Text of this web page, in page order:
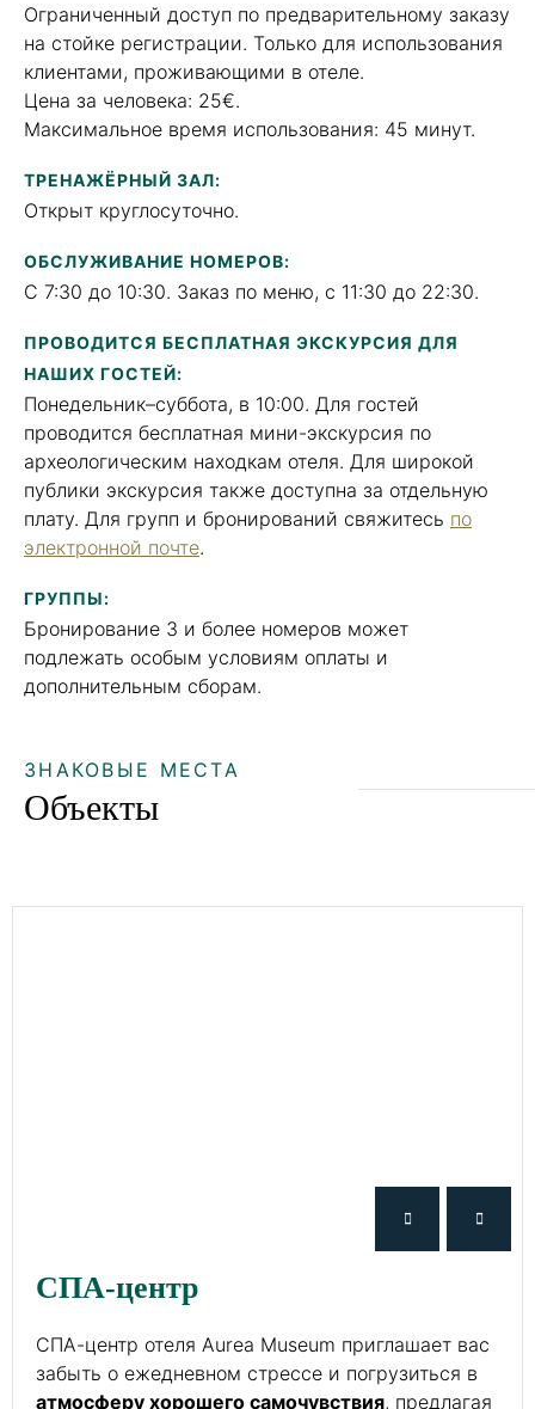
Ограниченный доступ по предварительному заказу
на стойке регистрации. Только для использования
клиентами, проживающими в отеле.
Цена за человека: 25€.
Максимальное время использования: 45 минут.
ТРЕНАЖЁРНЫЙ ЗАЛ:
Открыт круглосуточно.
ОБСЛУЖИВАНИЕ НОМЕРОВ:
С 7:30 до 10:30. Заказ по меню, с 11:30 до 22:30.
ПРОВОДИТСЯ БЕСПЛАТНАЯ ЭКСКУРСИЯ ДЛЯ
НАШИХ ГОСТЕЙ:
Понедельник–суббота, в 10:00. Для гостей
проводится бесплатная мини-экскурсия по
археологическим находкам отеля. Для широкой
публики экскурсия также доступна за отдельную
плату. Для групп и бронирований свяжитесь по
электронной почте.
ГРУППЫ:
Бронирование 3 и более номеров может
подлежать особым условиям оплаты и
дополнительным сборам.
ЗНАКОВЫЕ МЕСТА
Объекты
СПА-центр
СПА-центр отеля Aurea Museum приглашает вас
забыть о ежедневном стрессе и погрузиться в
атмосферу хорошего самочувствия, предлагая